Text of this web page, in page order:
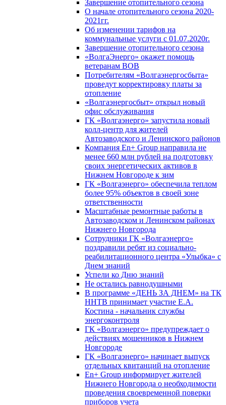
Завершение отопительного сезона
О начале отопительного сезона 2020-
2021гг.
Об изменении тарифов на
коммунальные услуги с 01.07.2020г.
Завершение отопительного сезона
«ВолгаЭнерго» окажет помощь
ветеранам ВОВ
Потребителям «Волгаэнергосбыта»
проведут корректировку платы за
отопление
«Волгаэнергосбыт» открыл новый
офис обслуживания
ГК «Волгаэнерго» запустила новый
колл-центр для жителей
Автозаводского и Ленинского районов
Компания En+ Group направила не
менее 660 млн рублей на подготовку
своих энергетических активов в
Нижнем Новгороде к зим
ГК «Волгаэнерго» обеспечила теплом
более 95% объектов в своей зоне
ответственности
Масштабные ремонтные работы в
Автозаводском и Ленинском районах
Нижнего Новгорода
Сотрудники ГК «Волгаэнерго»
поздравили ребят из социально-
реабилитационного центра «Улыбка» с
Днем знаний
Успели ко Дню знаний
Не остались равнодушными
В программе «ДЕНЬ ЗА ДНЕМ» на ТК
ННТВ принимает участие Е.А.
Костина - начальник службы
энергоконтроля
ГК «Волгаэнерго» предупреждает о
действиях мошенников в Нижнем
Новгороде
ГК «Волгаэнерго» начинает выпуск
отдельных квитанций на отопление
En+ Group информирует жителей
Нижнего Новгорода о необходимости
проведения своевременной поверки
приборов учета